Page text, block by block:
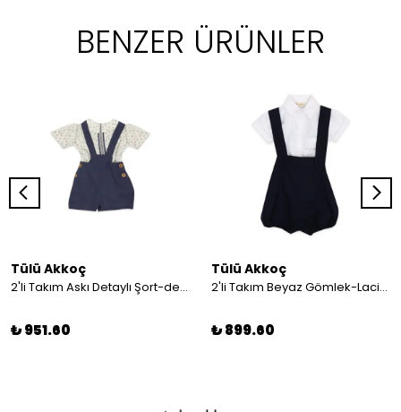
BENZER ÜRÜNLER
Tülü Akkoç
2'li Takım Askı Detaylı Şort-desenli Gömlek
₺ 951.60
Tülü Akkoç
2'li Takım Beyaz Gömlek-Lacivert Askılı Şort
₺ 899.60